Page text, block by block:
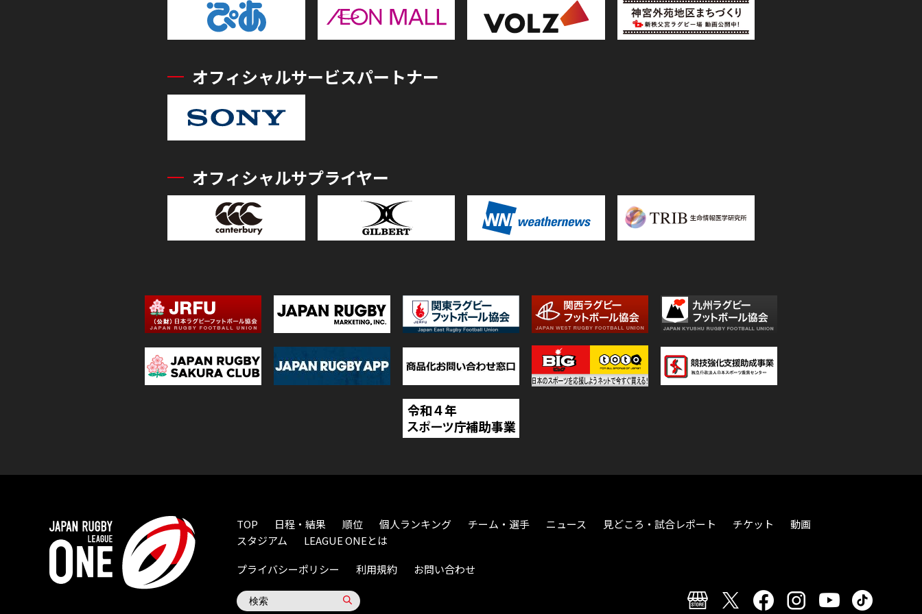
オフィシャルサービスパートナー
オフィシャルサプライヤー
TOP 日程・結果 順位 個人ランキング チーム・選手 ニュース 見どころ・試合レポート チケット
動画
スタジアム
LEAGUE ONEとは
プライバシーポリシー
利用規約 お問い合わせ